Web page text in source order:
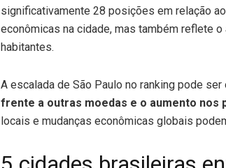
significativamente 28 posições em relação
econômicas na cidade, mas também reflete
habitantes.
A escalada de São Paulo no ranking pode
frente a outras moedas e o aumento
locais e mudanças econômicas globais